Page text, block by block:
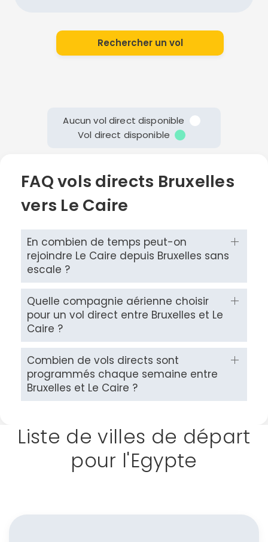
Rechercher un vol
Aucun vol direct disponible
Vol direct disponible
FAQ vols directs Bruxelles
vers Le Caire
En combien de temps peut-on
rejoindre Le Caire depuis Bruxelles sans
escale ?
Quelle compagnie aérienne choisir
pour un vol direct entre Bruxelles et Le
Caire ?
Combien de vols directs sont
programmés chaque semaine entre
Bruxelles et Le Caire ?
Liste de villes de départ
pour l'Egypte